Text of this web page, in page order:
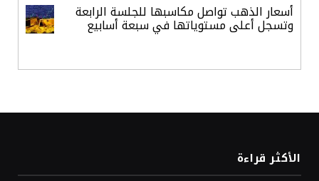
أسعار الذهب تواصل مكاسبها للجلسة الرابعة
وتسجل أعلى مستوياتها في سبعة أسابيع
«طيران الرياض» يدشن أولى رحلاته إلى مومباي
ويضيف الوجهة التشغيلية الثامنة
الأكثر قراءة